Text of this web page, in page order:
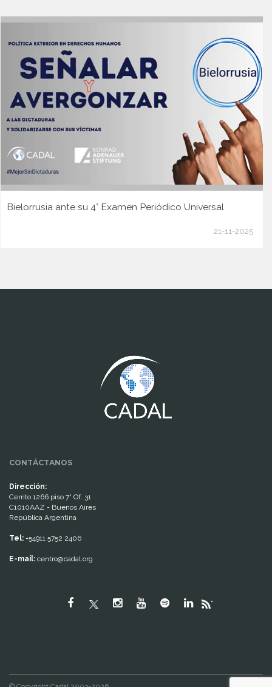
Bielorrusia ante su 4° Examen Periódico Universal
21-11-2025
CONTÁCTANOS
Dirección:
Cerrito 1266 piso 7° Of. 31
C1010AAZ - Buenos Aires
República Argentina
Tel: +54911 5752 2406
E-mail: centro@cadal.org
"